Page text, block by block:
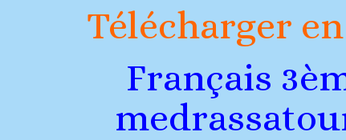
Télécharger
Français